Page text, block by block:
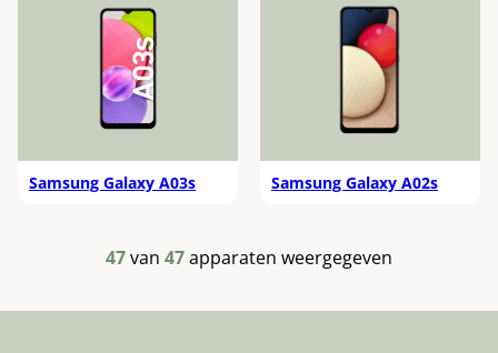
Samsung Galaxy A03s Samsung Galaxy A02s
47van 47apparaten weergegeven